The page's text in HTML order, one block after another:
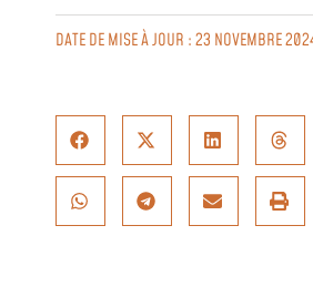
DATE DE MISE À JOUR : 23 NOVEMBRE